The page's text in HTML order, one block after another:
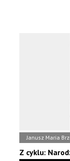
Janusz Maria
Z cyklu: